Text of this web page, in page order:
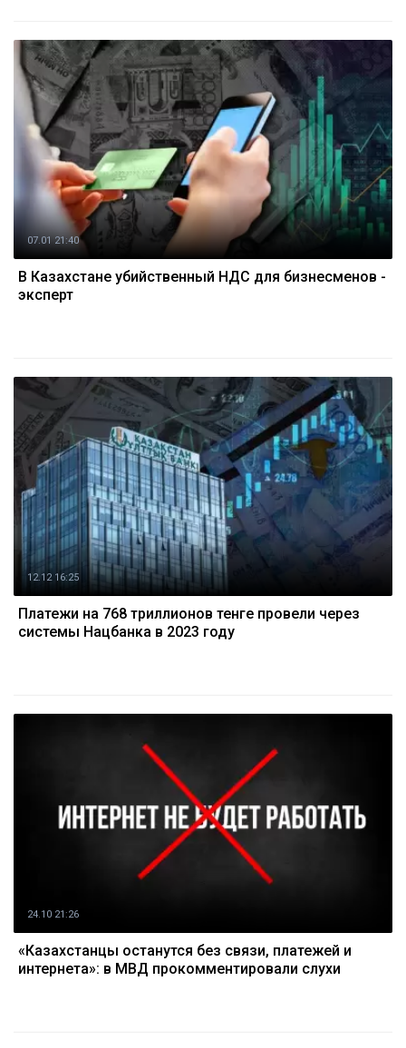
07.01 21:40
В Казахстане убийственный НДС для бизнесменов -
эксперт
12.12 16:25
Платежи на 768 триллионов тенге провели через
системы Нацбанка в 2023 году
24.10 21:26
«Казахстанцы останутся без связи, платежей и
интернета»: в МВД прокомментировали слухи